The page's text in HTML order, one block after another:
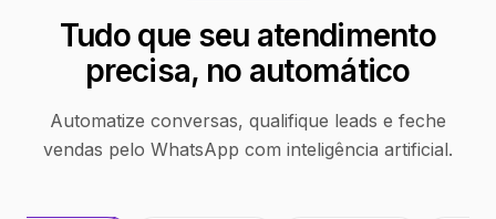
Tudo que seu atendimento
precisa, no automático
Automatize conversas, qualifique leads e feche
vendas pelo WhatsApp com inteligência artificial.